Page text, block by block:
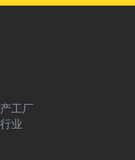
工厂
业